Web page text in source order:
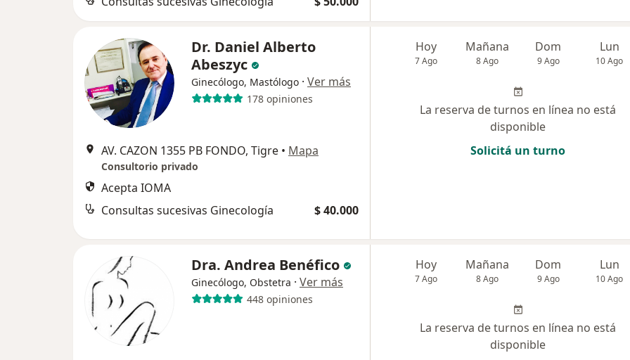
Dr. Daniel Alberto
Abeszyc
Ginecólogo, Mastólogo · Ver más
178 opiniones
AV. CAZON 1355 PB FONDO, Tigre • Mapa
Consultorio privado
Acepta IOMA
Consultas sucesivas Ginecología
$ 40.000
Hoy
7 Ago
Mañana
8 Ago
Dom
9 Ago
Lun
10 Ago
La reserva de turnos en línea no está
disponible
Solicitá un turno
Dra. Andrea Benéfico
Ginecólogo, Obstetra · Ver más
448 opiniones
Hoy
7 Ago
Mañana
8 Ago
Dom
9 Ago
Lun
10 Ago
La reserva de turnos en línea no está
disponible